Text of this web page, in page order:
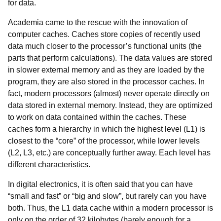
for data.
Academia came to the rescue with the innovation of
computer caches. Caches store copies of recently used
data much closer to the processor’s functional units (the
parts that perform calculations). The data values are stored
in slower external memory and as they are loaded by the
program, they are also stored in the processor caches. In
fact, modern processors (almost) never operate directly on
data stored in external memory. Instead, they are optimized
to work on data contained within the caches. These
caches form a hierarchy in which the highest level (L1) is
closest to the “core” of the processor, while lower levels
(L2, L3, etc.) are conceptually further away. Each level has
different characteristics.
In digital electronics, it is often said that you can have
“small and fast” or “big and slow”, but rarely can you have
both. Thus, the L1 data cache within a modern processor is